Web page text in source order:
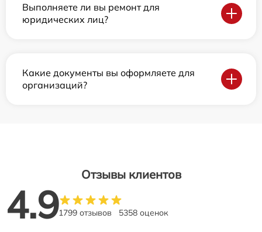
Выполняете ли вы ремонт для
юридических лиц?
Какие документы вы оформляете для
организаций?
Отзывы клиентов
4.91799 отзывов 5358 оценок